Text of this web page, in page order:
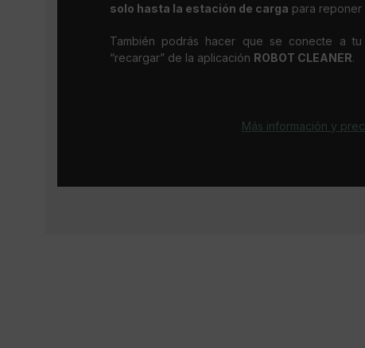
solo hasta la estación de carga para reponer
También podrás hacer que se conecte a
“recargar” de la aplicación ROBOT CLEANER.
Más información y